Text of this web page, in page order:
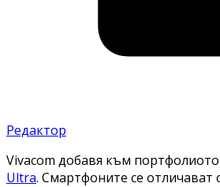
Редактор
Vivacom добавя към
Ultra. Смартфоните се